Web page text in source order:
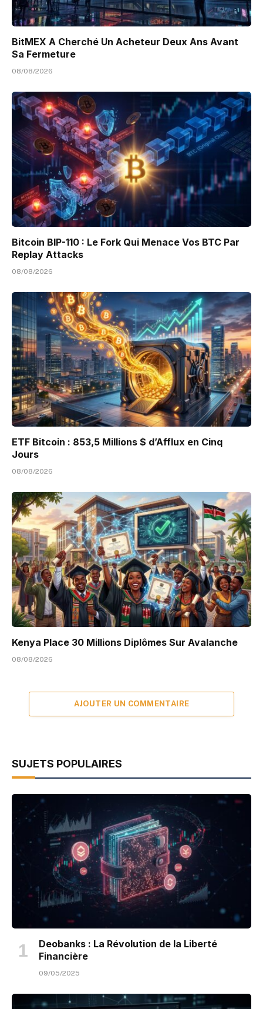
BitMEX A Cherché Un Acheteur Deux Ans Avant
Sa Fermeture
08/08/2026
Bitcoin BIP-110 : Le Fork Qui Menace Vos BTC Par
Replay Attacks
08/08/2026
ETF Bitcoin : 853,5 Millions $ d’Afflux en Cinq
Jours
08/08/2026
Kenya Place 30 Millions Diplômes Sur Avalanche
08/08/2026
AJOUTER UN COMMENTAIRE
SUJETS POPULAIRES
Deobanks : La Révolution de la Liberté
Financière
09/05/2025